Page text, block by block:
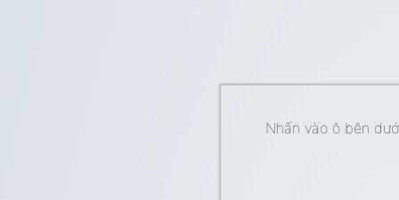
Nhấn vào ô bên